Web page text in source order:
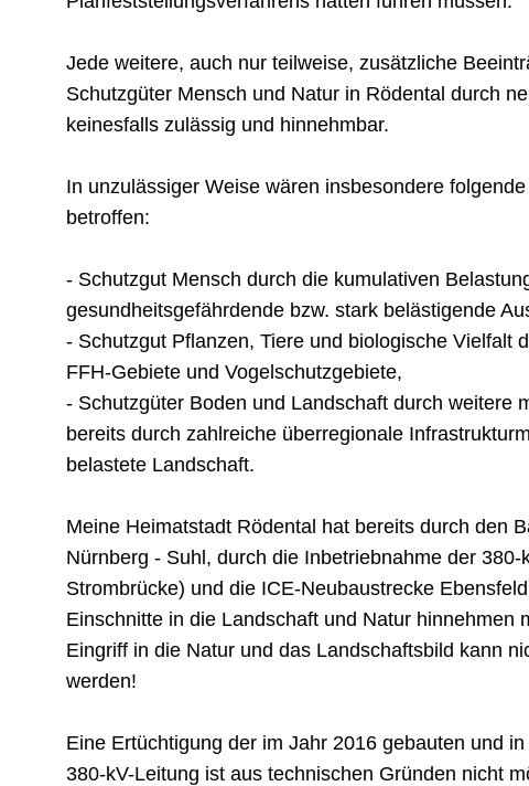
Jede weitere, auch nur teilweise, zusätzliche
Schutzgüter Mensch und Natur in Rödental durch
keinesfalls zulässig und hinnehmbar.
In unzulässiger Weise wären insbesondere
betroffen:
- Schutzgut Mensch durch die kumulativen
gesundheitsgefährdende bzw. stark belästigende
- Schutzgut Pflanzen, Tiere und biologische Vielfalt
FFH-Gebiete und Vogelschutzgebiete,
- Schutzgüter Boden und Landschaft durch weitere
bereits durch zahlreiche überregionale
belastete Landschaft.
Meine Heimatstadt Rödental hat bereits durch den
Nürnberg - Suhl, durch die Inbetriebnahme der 380-
Strombrücke) und die ICE-Neubaustrecke
Einschnitte in die Landschaft und Natur hinnehmen
Eingriff in die Natur und das Landschaftsbild kann
werden!
Eine Ertüchtigung der im Jahr 2016 gebauten und
380-kV-Leitung ist aus technischen Gründen nicht